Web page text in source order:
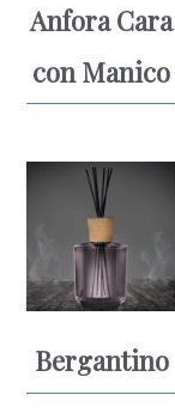
Anfora Cara
con Manico
Bergantino